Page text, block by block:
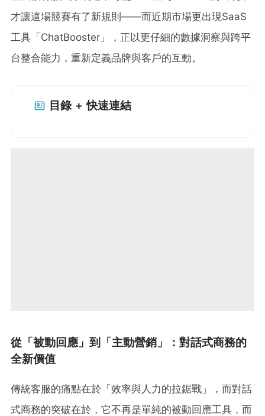
才讓這場競賽有了新規則——而近期市場更出現SaaS
工具「ChatBooster」，正以更仔細的數據洞察與跨平
台整合能力，重新定義品牌與客戶的互動。
目錄 + 快速連結
從「被動回應」到「主動營銷」：對話式商務的
全新價值
傳統客服的痛點在於「效率與人力的拉鋸戰」，而對話
式商務的突破在於，它不再是單純的被動回應工具，而